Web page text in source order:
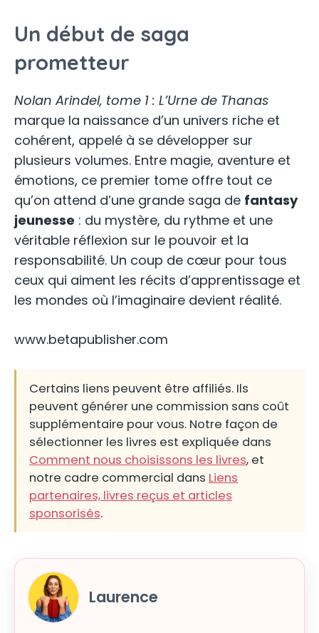
Un début de saga
prometteur
Nolan Arindel, tome 1 : L’Urne de Thanas
marque la naissance d’un univers riche et
cohérent, appelé à se développer sur
plusieurs volumes. Entre magie, aventure et
émotions, ce premier tome offre tout ce
qu’on attend d’une grande saga de fantasy
jeunesse : du mystère, du rythme et une
véritable réflexion sur le pouvoir et la
responsabilité. Un coup de cœur pour tous
ceux qui aiment les récits d’apprentissage et
les mondes où l’imaginaire devient réalité.
www.betapublisher.com
Certains liens peuvent être affiliés. Ils
peuvent générer une commission sans coût
supplémentaire pour vous. Notre façon de
sélectionner les livres est expliquée dans
Comment nous choisissons les livres, et
notre cadre commercial dans Liens
partenaires, livres reçus et articles
sponsorisés.
Laurence